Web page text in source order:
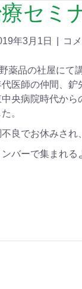
セミ
年3月1日 コ
薬品の社屋にて
医師の仲間、
央病院時代か
。
良でお休みされ
バーで集まれる